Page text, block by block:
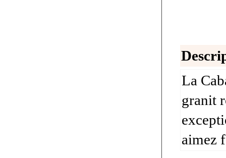
La
granit
aimez